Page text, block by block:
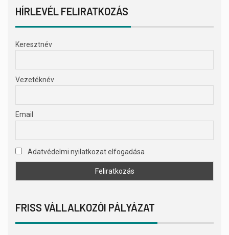
HÍRLEVÉL FELIRATKOZÁS
Keresztnév
Vezetéknév
Email
Adatvédelmi nyilatkozat elfogadása
FRISS VÁLLALKOZÓI PÁLYÁZAT